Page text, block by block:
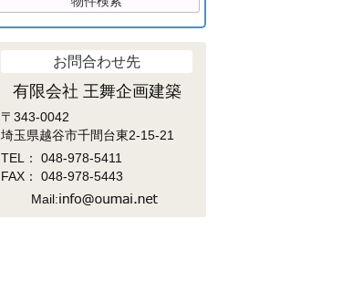
お問合わせ先
有限会社 王舞企画建築
〒343-0042
埼玉県越谷市千間台東2-15-21
TEL： 048-978-5411
FAX： 048-978-5443
Mail: